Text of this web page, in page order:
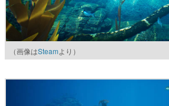
（画像はSteamより）